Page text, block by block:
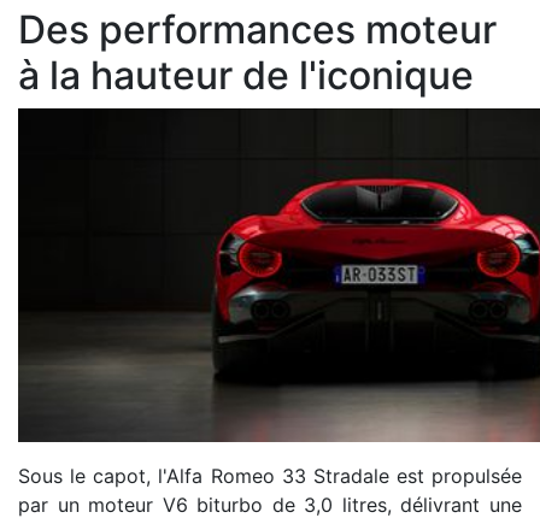
Des performances moteur
à la hauteur de l'iconique
Sous le capot, l'Alfa Romeo 33 Stradale est propulsée
par un moteur V6 biturbo de 3,0 litres, délivrant une